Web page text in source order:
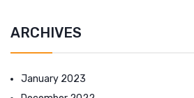
ARCHIVES
January 2023